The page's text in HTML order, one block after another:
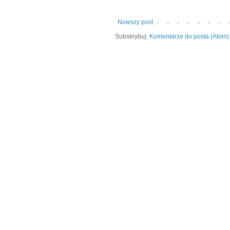
Nowszy post
Subskrybuj: Komentarze do posta (Atom)